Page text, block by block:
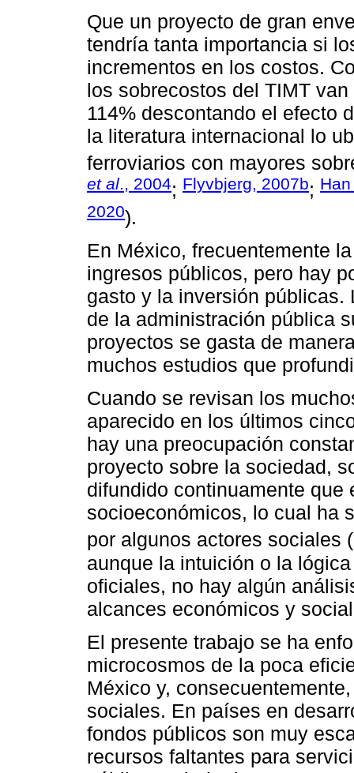
Que un proyecto de gran
tendría tanta importancia si
incrementos en los costos.
los sobrecostos del TIMT
114% descontando el efecto
la literatura internacional lo
ferroviarios con mayores
et al., 2004; Flyvbjerg, 2007b;
2020).
En México, frecuentemente
ingresos públicos, pero hay
gasto y la inversión
de la administración pública
proyectos se gasta de
muchos estudios que
Cuando se revisan los
aparecido en los últimos
hay una preocupación
proyecto sobre la sociedad,
difundido continuamente
socioeconómicos, lo cual ha
por algunos actores sociales
aunque la intuición o la
oficiales, no hay algún
alcances económicos y
El presente trabajo se ha
microcosmos de la poca
México y,
sociales. En países en
fondos públicos son muy
recursos faltantes para